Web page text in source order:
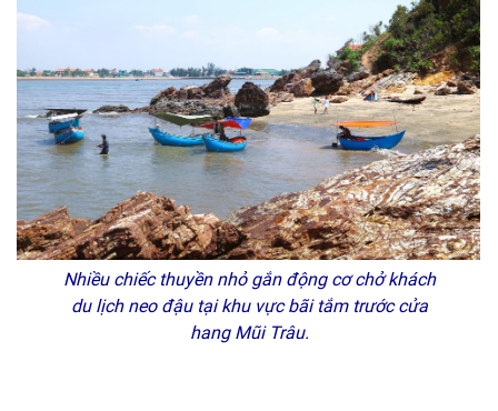
Nhiều chiếc thuyền nhỏ gắn động cơ chở khách
du lịch neo đậu tại khu vực bãi tắm trước cửa
hang Mũi Trâu.